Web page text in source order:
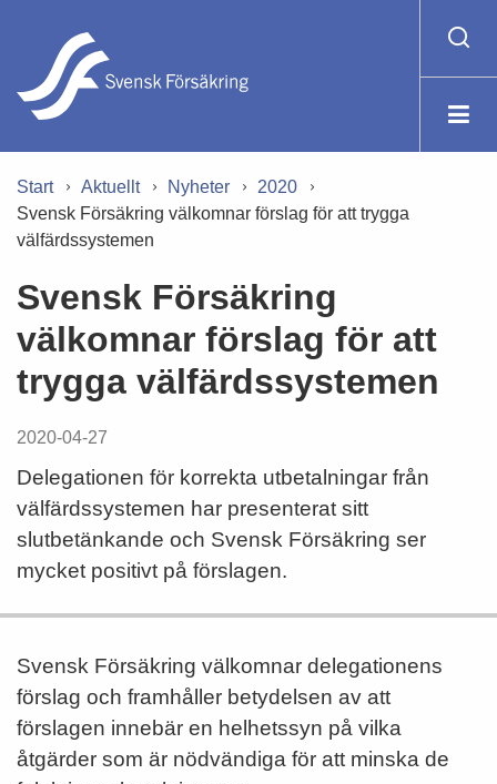
Start Aktuellt Nyheter
2020
Svensk Försäkring välkomnar förslag för att trygga
välfärdssystemen
Svensk Försäkring
välkomnar förslag för att
trygga välfärdssystemen
2020-04-27
Delegationen för korrekta utbetalningar från
välfärdssystemen har presenterat sitt
slutbetänkande och Svensk Försäkring ser
mycket positivt på förslagen.
Svensk Försäkring välkomnar delegationens
förslag och framhåller betydelsen av att
förslagen innebär en helhetssyn på vilka
åtgärder som är nödvändiga för att minska de